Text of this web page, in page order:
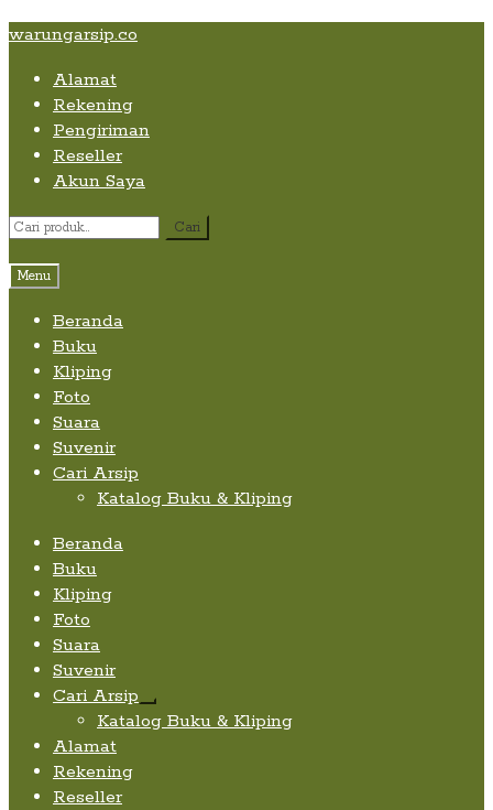
Skip
content
Skip
navigation
Skip
content
warungarsip.co
Alamat
Rekening
Pengiriman
Reseller
Akun Saya
Pencarian
Cari
Menu
Beranda
Buku
Kliping
Foto
Suara
Suvenir
Cari Arsip
Katalog Buku & Kliping
Beranda
Buku
Kliping
Foto
Suara
Suvenir
Cari Arsip
Expand
child
Katalog Buku & Kliping
Alamat
Rekening
Reseller